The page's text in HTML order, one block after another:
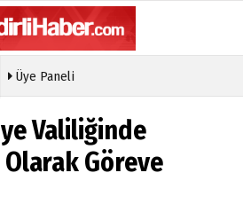
Üye Paneli
Valiliğinde
Olarak Göreve